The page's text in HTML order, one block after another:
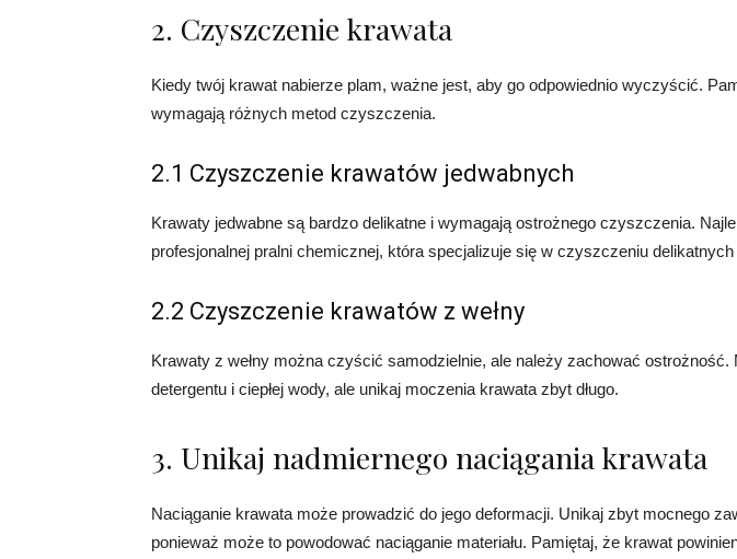
2. Czyszczenie krawata
Kiedy twój krawat nabierze plam, ważne jest, aby go odpowiednio wyczyścić.
wymagają różnych metod czyszczenia.
2.1 Czyszczenie krawatów jedwabnych
Krawaty jedwabne są bardzo delikatne i wymagają ostrożnego czyszczenia.
profesjonalnej pralni chemicznej, która specjalizuje się w czyszczeniu delikatnych
2.2 Czyszczenie krawatów z wełny
Krawaty z wełny można czyścić samodzielnie, ale należy zachować ostrożność.
detergentu i ciepłej wody, ale unikaj moczenia krawata zbyt długo.
3. Unikaj nadmiernego naciągania krawata
Naciąganie krawata może prowadzić do jego deformacji. Unikaj zbyt mocnego
ponieważ może to powodować naciąganie materiału. Pamiętaj, że krawat